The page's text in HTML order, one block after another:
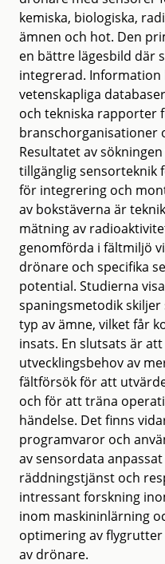
kemiska, biologiska,
ämnen och hot. Den
en bättre lägesbild där
integrerad. Information
vetenskapliga
och tekniska rapporter
branschorganisationer
Resultatet av
tillgänglig sensorteknik
för integrering och
av bokstäverna är
mätning av
genomförda i fältmiljö
drönare och specifika
potential. Studierna
spaningsmetodik
typ av ämne, vilket får
insats. En slutsats är
utvecklingsbehov av
fältförsök för att
och för att träna
händelse. Det finns
programvaror och
av sensordata
räddningstjänst och
intressant forskning
inom maskininlärning
optimering av
av drönare.